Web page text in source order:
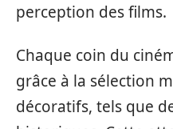
perception des films.
Chaque coin du
grâce à la sélection
décoratifs, tels que